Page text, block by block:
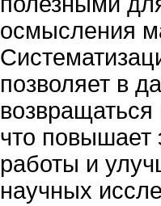
осмысления
позволяет в
что повышает
работы и
научных